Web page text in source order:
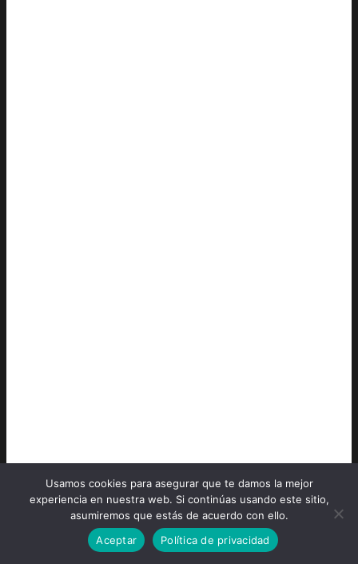
Usamos cookies para asegurar que te damos la mejor
experiencia en nuestra web. Si continúas usando este sitio,
asumiremos que estás de acuerdo con ello.
Aceptar
Política de privacidad